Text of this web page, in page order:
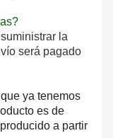
la
será pagado
ya tenemos
es de
a partir